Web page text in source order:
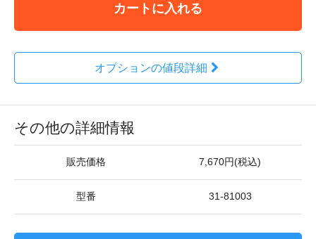
カートに入れる
オプションの値段詳細
その他の詳細情報
販売価格 7,670円(税込)
型番 31-81003